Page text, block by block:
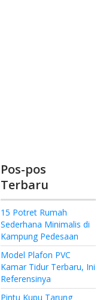
Pos-pos
Terbaru
15 Potret Rumah
Sederhana Minimalis di
Kampung Pedesaan
Model Plafon PVC
Kamar Tidur Terbaru, Ini
Referensinya
Pintu Kupu Tarung